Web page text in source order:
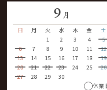
9 月
日
月 火 水 木 金
土
1
2 3 4
5
6
7 8 9 10 11
12
13
14 15 16 17 18
19
20
21 22 23 24 25
26
27
28 29
30
休業